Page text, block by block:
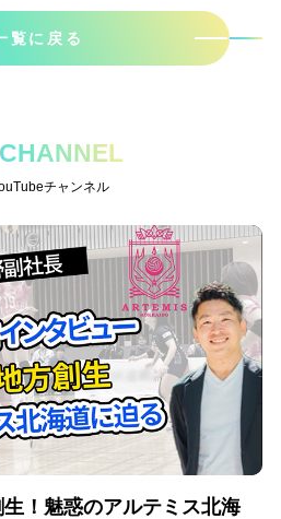
覧に戻る
チャンネル
！魅惑のアルテミス北海